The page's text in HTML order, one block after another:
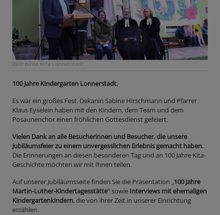
Bildrechte KiTa Lonnerstadt
100 Jahre Kindergarten Lonnerstadt.
Es war ein großes Fest. Dekanin Sabine Hirschmann und Pfarrer
Klaus Eyselein haben mit den Kindern, dem Team und dem
Posaunenchor einen fröhlichen Gottesdienst gefeiert.
Vielen Dank an alle Besucherinnen und Besucher, die unsere
Jubiläumsfeier zu einem unvergesslichen Erlebnis gemacht haben.
Die Erinnerungen an diesen besonderen Tag und an 100 Jahre Kita-
Geschichte möchten wir mit Ihnen teilen.
Auf unserer Jubiläumsseite finden Sie die Präsentation „100 Jahre
Martin-Luther-Kindertagesstätte“ sowie Interviews mit ehemaligen
Kindergartenkindern, die von ihrer Zeit in unserer Einrichtung
erzählen.